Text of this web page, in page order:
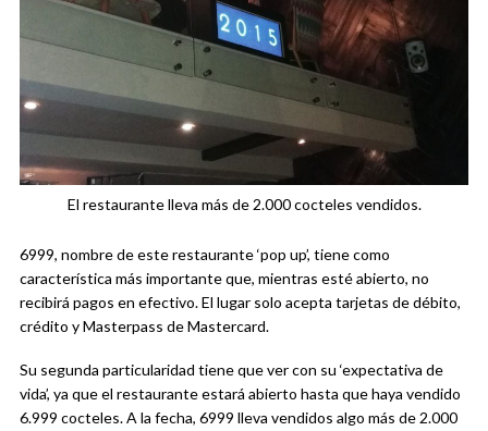
El restaurante lleva más de 2.000 cocteles vendidos.
6999, nombre de este restaurante ‘pop up’, tiene como
característica más importante que, mientras esté abierto, no
recibirá pagos en efectivo. El lugar solo acepta tarjetas de débito,
crédito y Masterpass de Mastercard.
Su segunda particularidad tiene que ver con su ‘expectativa de
vida’, ya que el restaurante estará abierto hasta que haya vendido
6.999 cocteles. A la fecha, 6999 lleva vendidos algo más de 2.000